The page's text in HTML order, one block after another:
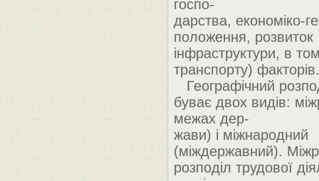
госпо-
дарства, економіко-
положення, розвиток
інфраструктури, в
транспорту) факторів.
Географічний
буває двох видів:
межах дер-
жави) і міжнародний
(міждержавний).
розподіл трудової